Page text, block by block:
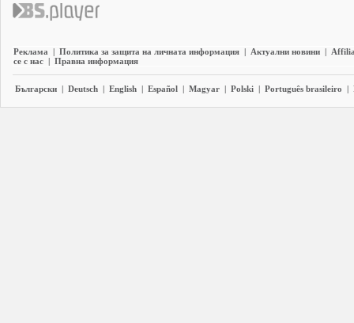
Реклама | Политика за защита на личната информация | Актуални новини |
се с нас | Правна информация
Български | Deutsch | English | Español | Magyar | Polski | Português brasileiro |